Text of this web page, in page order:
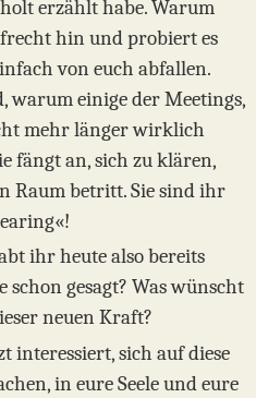
erzählt habe. Warum
hin und probiert es
von euch abfallen.
warum einige der Meetings,
mehr länger wirklich
fängt an, sich zu klären,
Raum betritt. Sie sind ihr
ihr heute also bereits
gesagt? Was wünscht
neuen Kraft?
interessiert, sich auf diese
in eure Seele und eure